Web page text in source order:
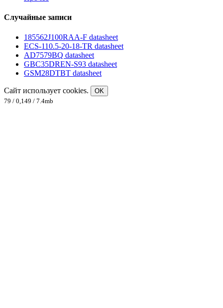
Случайные записи
185562J100RAA-F datasheet
ECS-110.5-20-18-TR datasheet
AD7579BQ datasheet
GBC35DREN-S93 datasheet
GSM28DTBT datasheet
Сайт использует cookies.
OK
79 / 0,149 / 7.4mb